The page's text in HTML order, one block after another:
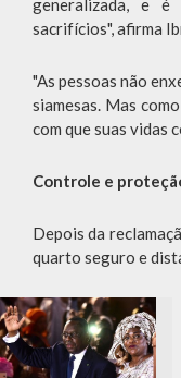
generalizada, e
sacrifícios", afirma
"As pessoas não
siamesas. Mas
com que suas vidas
Controle e
Depois da
quarto seguro e